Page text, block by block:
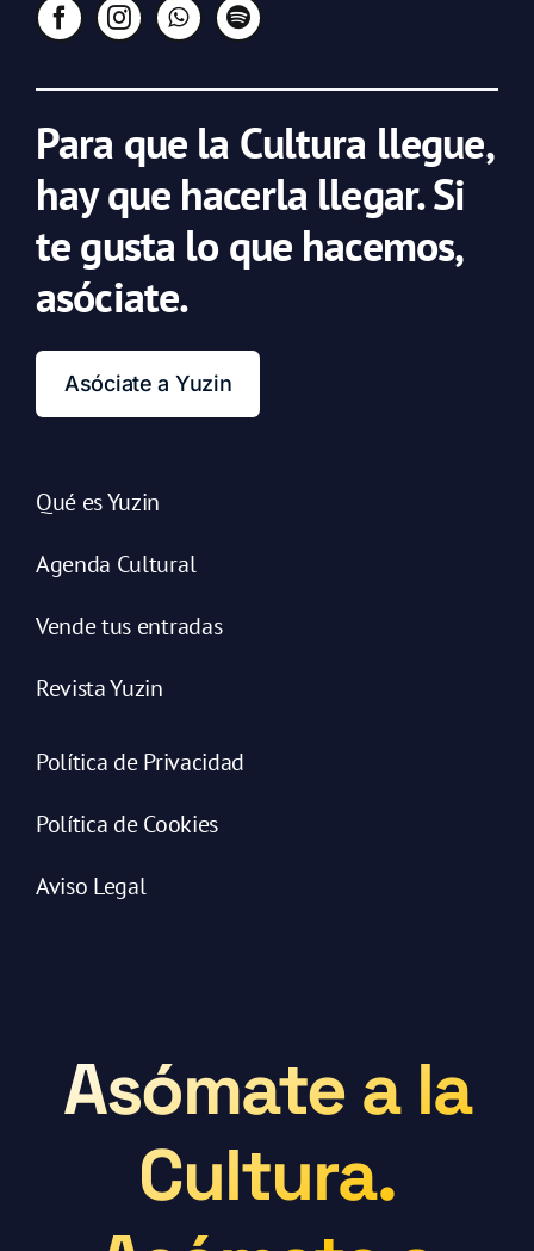
Para que la Cultura llegue,
hay que hacerla llegar. Si
te gusta lo que hacemos,
asóciate.
Asóciate a Yuzin
Qué es Yuzin
Agenda Cultural
Vende tus entradas
Revista Yuzin
Política de Privacidad
Política de Cookies
Aviso Legal
Asómate a la
Cultura.